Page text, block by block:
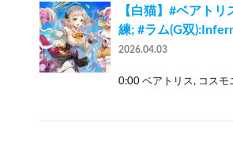
【白猫】#ベアト
練; #ラム(G双
2026.04.03
0:00 ベアトリス, コスモ